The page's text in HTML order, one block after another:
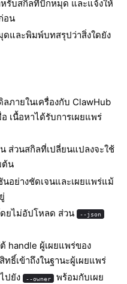
รับสกิลที่ปักหมุด และแจ้งให้
อน
และพิมพ์บทสรุปว่าสิ่งใดยัง
ภายในเครื่องกับ ClawHub
เนื้อหาได้รับการเผยแพร่
ส่วนสกิลที่เปลี่ยนแปลงจะใช้
ต้น
นอย่างชัดเจนและเผยแพร่แม้
ดยไม่อัปโหลด ส่วน --json
handle ผู้เผยแพร่ของ
ธิ์เข้าถึงในฐานะผู้เผยแพร่
ปยัง --owner พร้อมกับเผย